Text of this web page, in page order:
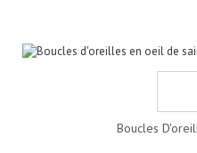
Boucles